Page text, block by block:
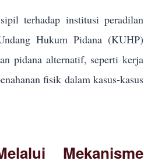
terhadap institusi peradilan
Hukum Pidana (KUHP)
pidana alternatif, seperti kerja
fisik dalam kasus-kasus
Mekanisme